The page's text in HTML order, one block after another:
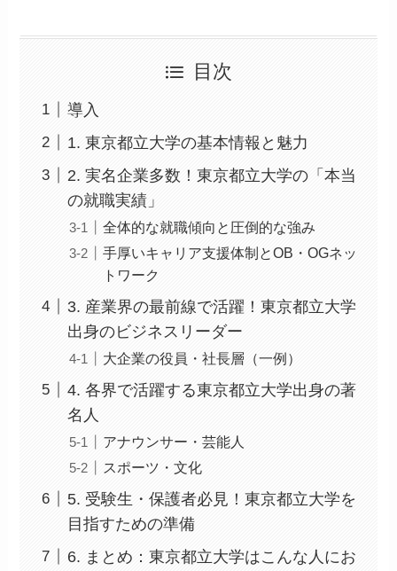
目次
導入
1. 東京都立大学の基本情報と魅力
2. 実名企業多数！東京都立大学の「本当
の就職実績」
全体的な就職傾向と圧倒的な強み
手厚いキャリア支援体制とOB・OGネッ
トワーク
3. 産業界の最前線で活躍！東京都立大学
出身のビジネスリーダー
大企業の役員・社長層（一例）
4. 各界で活躍する東京都立大学出身の著
名人
アナウンサー・芸能人
スポーツ・文化
5. 受験生・保護者必見！東京都立大学を
目指すための準備
6. まとめ：東京都立大学はこんな人にお